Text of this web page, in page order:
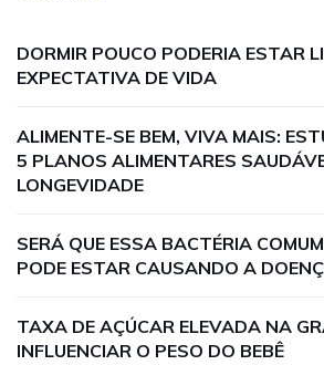
DORMIR POUCO PODERIA ESTAR
EXPECTATIVA DE VIDA
ALIMENTE-SE BEM, VIVA MAIS:
5 PLANOS ALIMENTARES
LONGEVIDADE
SERÁ QUE ESSA BACTÉRIA
PODE ESTAR CAUSANDO A
TAXA DE AÇÚCAR ELEVADA NA
INFLUENCIAR O PESO DO BEBÊ